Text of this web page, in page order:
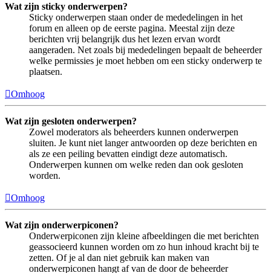
Wat zijn sticky onderwerpen?
Sticky onderwerpen staan onder de mededelingen in het
forum en alleen op de eerste pagina. Meestal zijn deze
berichten vrij belangrijk dus het lezen ervan wordt
aangeraden. Net zoals bij mededelingen bepaalt de beheerder
welke permissies je moet hebben om een sticky onderwerp te
plaatsen.
Omhoog
Wat zijn gesloten onderwerpen?
Zowel moderators als beheerders kunnen onderwerpen
sluiten. Je kunt niet langer antwoorden op deze berichten en
als ze een peiling bevatten eindigt deze automatisch.
Onderwerpen kunnen om welke reden dan ook gesloten
worden.
Omhoog
Wat zijn onderwerpiconen?
Onderwerpiconen zijn kleine afbeeldingen die met berichten
geassocieerd kunnen worden om zo hun inhoud kracht bij te
zetten. Of je al dan niet gebruik kan maken van
onderwerpiconen hangt af van de door de beheerder